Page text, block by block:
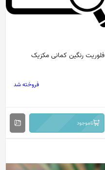
فلوریت رنگین کمانی مکزیک
فروخته شد
ناموجود